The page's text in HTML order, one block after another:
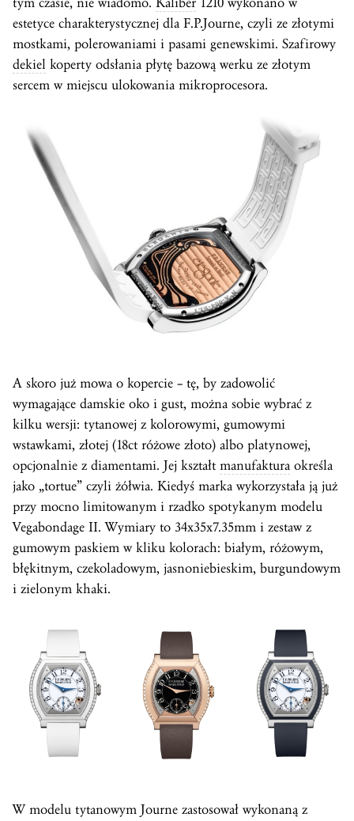
estetyce charakterystycznej dla F.P.Journe, czyli ze złotymi
mostkami, polerowaniami i pasami genewskimi. Szafirowy
dekiel koperty odsłania płytę bazową werku ze złotym
sercem w miejscu ulokowania mikroprocesora.
A skoro już mowa o kopercie – tę, by zadowolić
wymagające damskie oko i gust, można sobie wybrać z
kilku wersji: tytanowej z kolorowymi, gumowymi
wstawkami, złotej (18ct różowe złoto) albo platynowej,
opcjonalnie z diamentami. Jej kształtmanufaktura określa
jako „tortue” czyli żółwia. Kiedyś marka wykorzystała ją już
przy mocno limitowanym i rzadko spotykanym modelu
Vegabondage II. Wymiary to 34x35x7.35mm i zestaw z
gumowym paskiem w kliku kolorach: białym, różowym,
błękitnym, czekoladowym, jasnoniebieskim, burgundowym
i zielonym khaki.
W modelu tytanowym Journe zastosował wykonaną z